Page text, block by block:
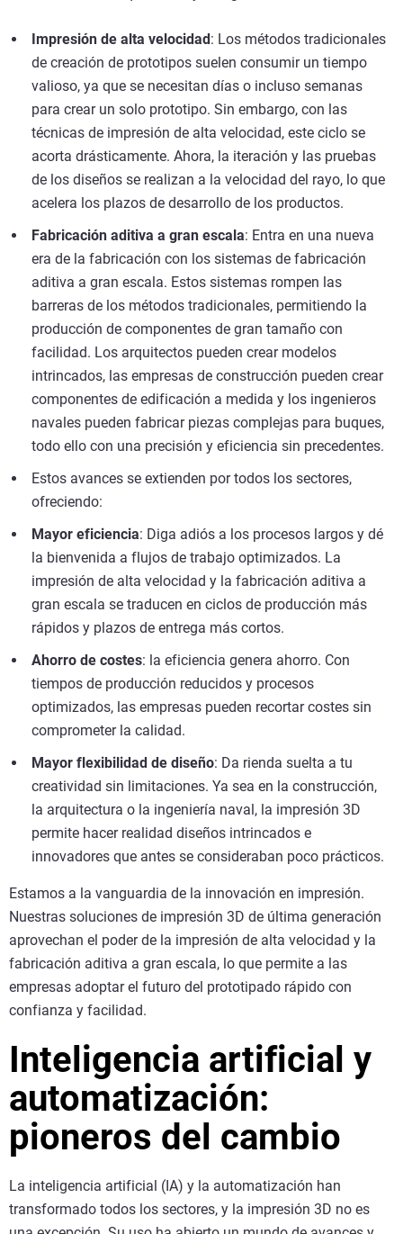
Impresión de alta velocidad: Los métodos tradicionales
de creación de prototipos suelen consumir un tiempo
valioso, ya que se necesitan días o incluso semanas
para crear un solo prototipo. Sin embargo, con las
técnicas de impresión de alta velocidad, este ciclo se
acorta drásticamente. Ahora, la iteración y las pruebas
de los diseños se realizan a la velocidad del rayo, lo que
acelera los plazos de desarrollo de los productos.
Fabricación aditiva a gran escala: Entra en una nueva
era de la fabricación con los sistemas de fabricación
aditiva a gran escala. Estos sistemas rompen las
barreras de los métodos tradicionales, permitiendo la
producción de componentes de gran tamaño con
facilidad. Los arquitectos pueden crear modelos
intrincados, las empresas de construcción pueden crear
componentes de edificación a medida y los ingenieros
navales pueden fabricar piezas complejas para buques,
todo ello con una precisión y eficiencia sin precedentes.
Estos avances se extienden por todos los sectores,
ofreciendo:
Mayor eficiencia: Diga adiós a los procesos largos y dé
la bienvenida a flujos de trabajo optimizados. La
impresión de alta velocidad y la fabricación aditiva a
gran escala se traducen en ciclos de producción más
rápidos y plazos de entrega más cortos.
Ahorro de costes: la eficiencia genera ahorro. Con
tiempos de producción reducidos y procesos
optimizados, las empresas pueden recortar costes sin
comprometer la calidad.
Mayor flexibilidad de diseño: Da rienda suelta a tu
creatividad sin limitaciones. Ya sea en la construcción,
la arquitectura o la ingeniería naval, la impresión 3D
permite hacer realidad diseños intrincados e
innovadores que antes se consideraban poco prácticos.
Estamos a la vanguardia de la innovación en impresión.
Nuestras soluciones de impresión 3D de última generación
aprovechan el poder de la impresión de alta velocidad y la
fabricación aditiva a gran escala, lo que permite a las
empresas adoptar el futuro del prototipado rápido con
confianza y facilidad.
Inteligencia artificial y
automatización:
pioneros del cambio
La inteligencia artificial (IA) y la automatización han
transformado todos los sectores, y la impresión 3D no es